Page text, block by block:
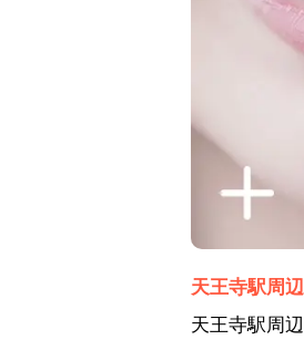
天王寺駅周
天王寺駅周